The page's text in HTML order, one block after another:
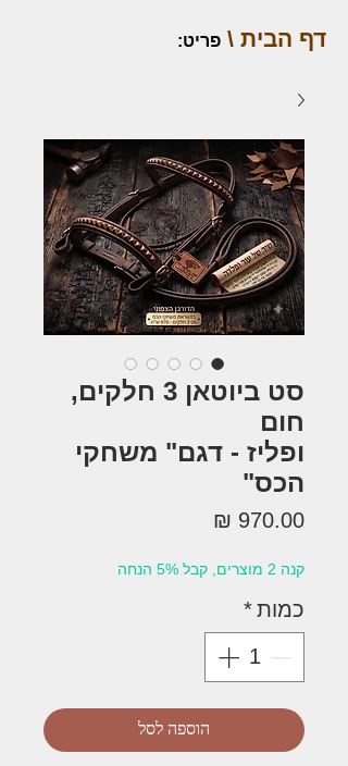
דף הבית \ פריט:
סט ביוטאן 3 חלקים,
חום
ופליז - דגם" משחקי
הכס"
קנה 2 מוצרים, קבל 5% הנחה
כמות*
הוספה לסל